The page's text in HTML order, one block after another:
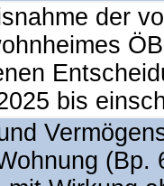
der
bis
(Bp.